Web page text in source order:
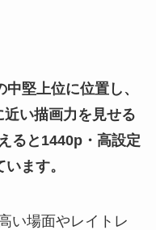
堅上位に位置し、
い描画力を見せる
ると1440p・高設定
ます。
い場面やレイトレ